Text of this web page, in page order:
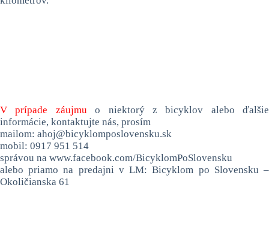
V prípade záujmu o niektorý z bicyklov alebo ďalšie
informácie, kontaktujte nás, prosím
mailom: ahoj@bicyklomposlovensku.sk
mobil: 0917 951 514
správou na www.facebook.com/BicyklomPoSlovensku
alebo priamo na predajni v LM: Bicyklom po Slovensku –
Okoličianska 61